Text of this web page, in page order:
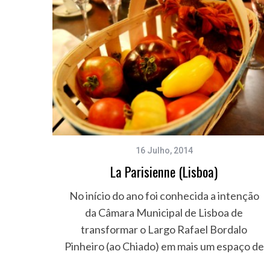
16 Julho, 2014
La Parisienne (Lisboa)
No início do ano foi conhecida a intenção
da Câmara Municipal de Lisboa de
transformar o Largo Rafael Bordalo
Pinheiro (ao Chiado) em mais um espaço de